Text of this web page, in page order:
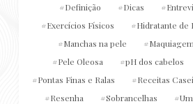
Definição
Dicas
Exercícios Físicos
Hidratante de
Manchas na pele
Maquiagem
Pele Oleosa
pH dos cabelos
Pontas Finas e Ralas
Receitas
Resenha
Sobrancelhas